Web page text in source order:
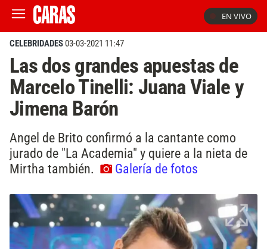
EN VIVO
CELEBRIDADES03-03-2021 11:47
Las dos grandes apuestas de
Marcelo Tinelli: Juana Viale y
Jimena Barón
Angel de Brito confirmó a la cantante como
jurado de "La Academia" y quiere a la nieta de
Mirtha también.
Galería de fotos